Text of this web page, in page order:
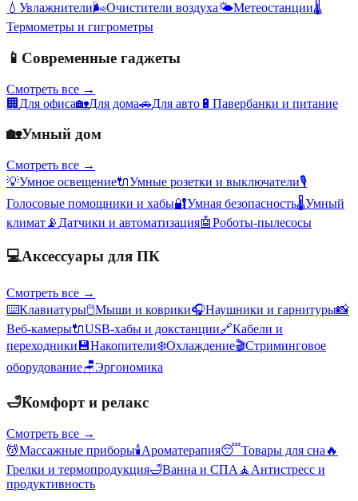
💧 Увлажнители🌬️Очистители воздуха🌤️Метеостанции🌡️
Термометры и гигрометры
📱 Современные гаджеты
Смотреть все →
🏢 Для офиса🏡Для дома🚗Для авто 🔋 Павербанки и питание
🏡Умный дом
Смотреть все →
💡Умное освещение🔌Умные розетки и выключатели🎙️
Голосовые помощники и хабы🔐Умная безопасность🌡️Умный
климат 📡 Датчики и автоматизация🤖Роботы-пылесосы
💻Аксессуары для ПК
Смотреть все →
⌨️Клавиатуры🖱️Мыши и коврики🎧Наушники и гарнитуры📸
Веб-камеры🔌USB-хабы и докстанции🔗Кабели и
переходники 💾Накопители❄️Охлаждение🎬Стриминговое
оборудование🪑Эргономика
🛁Комфорт и релакс
Смотреть все →
💆Массажные приборы🕯️Ароматерапия😴Товары для сна 🔥
Грелки и термопродукция🛁Ванна и СПА 🧘 Антистресс и
продуктивность